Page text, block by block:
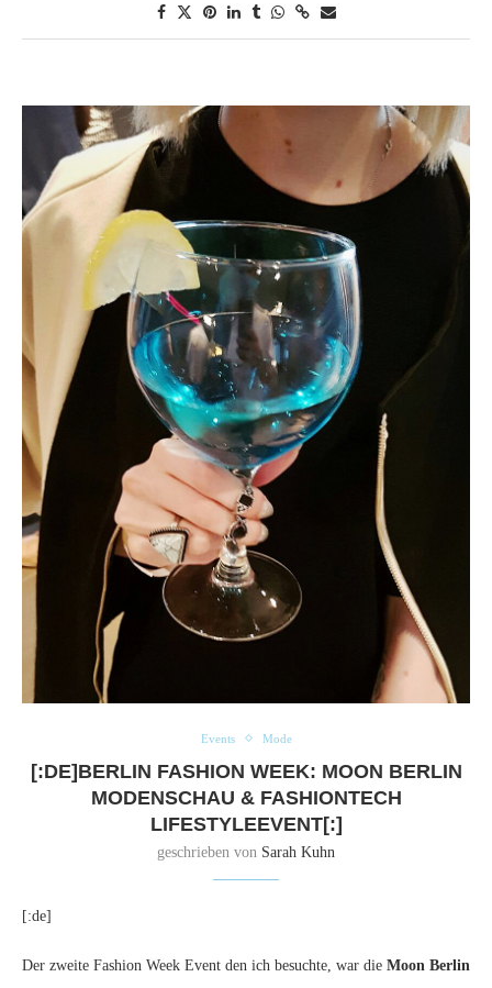
Events Mode
[:DE]BERLIN FASHION WEEK: MOON BERLIN
MODENSCHAU & FASHIONTECH
LIFESTYLEEVENT[:]
geschrieben von Sarah Kuhn
[:de]
Der zweite Fashion Week Event den ich besuchte, war die Moon Berlin